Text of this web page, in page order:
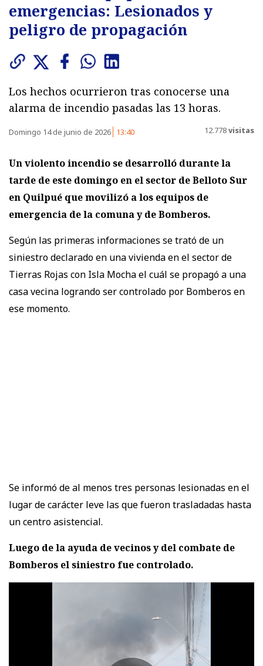
emergencias: Lesionados y
peligro de propagación
Los hechos ocurrieron tras conocerse una
alarma de incendio pasadas las 13 horas.
Domingo 14 de junio de 2026 13:40 12.778visitas
Un violento incendio se desarrolló durante la
tarde de este domingo en el sector de Belloto Sur
en Quilpué que movilizó a los equipos de
emergencia de la comuna y de Bomberos.
Según las primeras informaciones se trató de un
siniestro declarado en una vivienda en el sector de
Tierras Rojas con Isla Mocha el cuál se propagó a una
casa vecina logrando ser controlado por Bomberos en
ese momento.
Se informó de al menos tres personas lesionadas en el
lugar de carácter leve las que fueron trasladadas hasta
un centro asistencial.
Luego de la ayuda de vecinos y del combate de
Bomberos el siniestro fue controlado.